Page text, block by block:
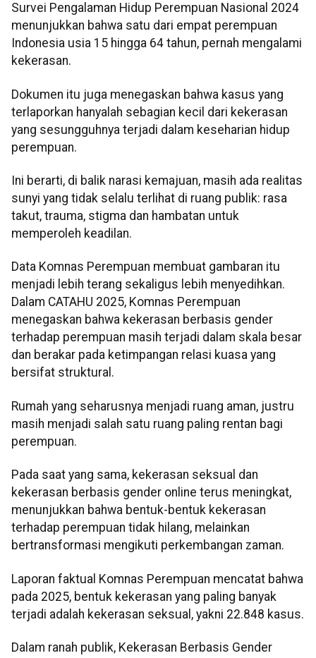
Survei Pengalaman Hidup Perempuan Nasional 2024
menunjukkan bahwa satu dari empat perempuan
Indonesia usia 15 hingga 64 tahun, pernah mengalami
kekerasan.
Dokumen itu juga menegaskan bahwa kasus yang
terlaporkan hanyalah sebagian kecil dari kekerasan
yang sesungguhnya terjadi dalam keseharian hidup
perempuan.
Ini berarti, di balik narasi kemajuan, masih ada realitas
sunyi yang tidak selalu terlihat di ruang publik: rasa
takut, trauma, stigma dan hambatan untuk
memperoleh keadilan.
Data Komnas Perempuan membuat gambaran itu
menjadi lebih terang sekaligus lebih menyedihkan.
Dalam CATAHU 2025, Komnas Perempuan
menegaskan bahwa kekerasan berbasis gender
terhadap perempuan masih terjadi dalam skala besar
dan berakar pada ketimpangan relasi kuasa yang
bersifat struktural.
Rumah yang seharusnya menjadi ruang aman, justru
masih menjadi salah satu ruang paling rentan bagi
perempuan.
Pada saat yang sama, kekerasan seksual dan
kekerasan berbasis gender online terus meningkat,
menunjukkan bahwa bentuk-bentuk kekerasan
terhadap perempuan tidak hilang, melainkan
bertransformasi mengikuti perkembangan zaman.
Laporan faktual Komnas Perempuan mencatat bahwa
pada 2025, bentuk kekerasan yang paling banyak
terjadi adalah kekerasan seksual, yakni 22.848 kasus.
Dalam ranah publik, Kekerasan Berbasis Gender